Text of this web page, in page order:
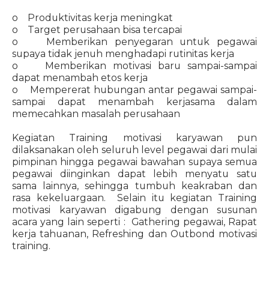
o Produktivitas kerja meningkat
o Target perusahaan bisa tercapai
o Memberikan penyegaran untuk pegawai
supaya tidak jenuh menghadapi rutinitas kerja
o Memberikan motivasi baru sampai-sampai
dapat menambah etos kerja
o Mempererat hubungan antar pegawai sampai-
sampai dapat menambah kerjasama dalam
memecahkan masalah perusahaan
Kegiatan Training motivasi karyawan pun
dilaksanakan oleh seluruh level pegawai dari mulai
pimpinan hingga pegawai bawahan supaya semua
pegawai diinginkan dapat lebih menyatu satu
sama lainnya, sehingga tumbuh keakraban dan
rasa kekeluargaan. Selain itu kegiatan Training
motivasi karyawan digabung dengan susunan
acara yang lain seperti : Gathering pegawai, Rapat
kerja tahuanan, Refreshing dan Outbond motivasi
training.